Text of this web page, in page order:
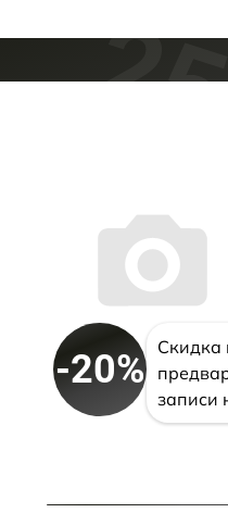
-20%
Скидка
записи